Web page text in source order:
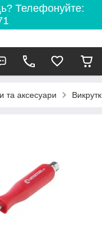
Телефонуйте:
та аксесуари